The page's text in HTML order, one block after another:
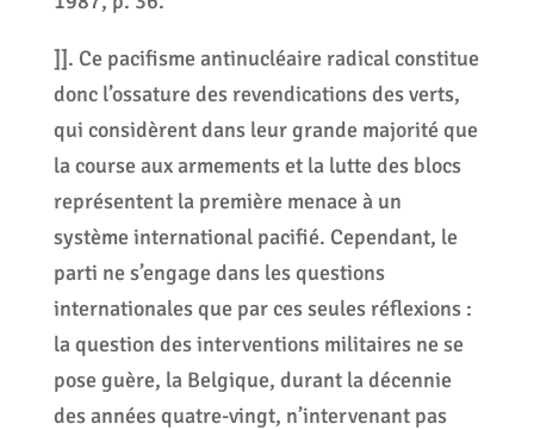
]]. Ce pacifisme antinucléaire radical constitue
donc l’ossature des revendications des verts,
qui considèrent dans leur grande majorité que
la course aux armements et la lutte des blocs
représentent la première menace à un
système international pacifié. Cependant, le
parti ne s’engage dans les questions
internationales que par ces seules réflexions :
la question des interventions militaires ne se
pose guère, la Belgique, durant la décennie
des années quatre-vingt, n’intervenant pas